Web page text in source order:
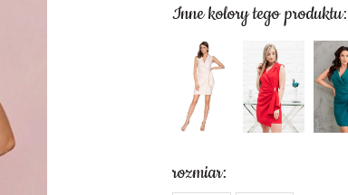
Inne kolory tego produktu:
rozmiar: